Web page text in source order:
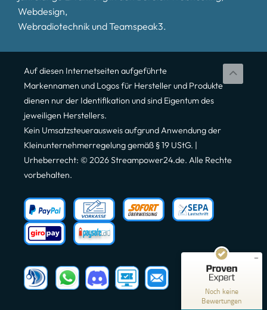
Webdesign,
Webradiotechnik und Teamspeak3.
Auf diesen Internetseiten aufgeführte
Markennamen und Logos für Hersteller und Produkte
dienen nur der Identifikation und sind Eigentum des
jeweiligen Herstellers.
Kein Umsatzsteuerausweis aufgrund Anwendung der
Kleinunternehmerregelung gemäß § 19 UStG. |
Urheberrecht: © 2026 Streampower24.de. Alle Rechte
vorbehalten.
Noch keine
Bewertungen
Kundenbewertungen und Erfahrungen zu
0,00
/
5,00